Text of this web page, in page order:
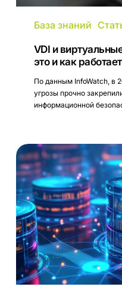
База знаний
VDI и
это и как работает
По данным InfoWatch, в
угрозы прочно
информационной
Виртуальный
сервер
VPS/VDS:
что
это,
чем
отличается
и
как
выбрать
сервер